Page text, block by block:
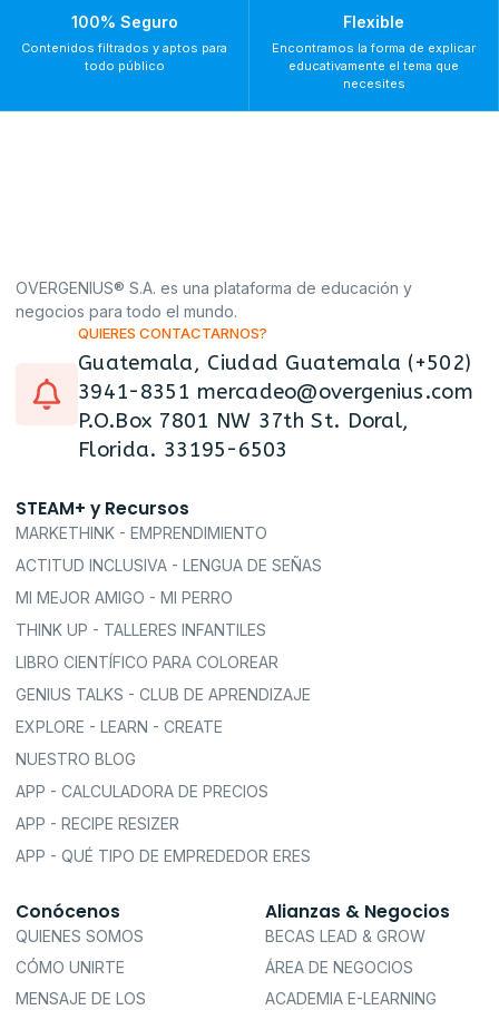
100% Seguro
Contenidos filtrados y aptos para
todo público
Flexible
Encontramos la forma de explicar
educativamente el tema que
necesites
OVERGENIUS® S.A. es una plataforma de educación y
negocios para todo el mundo.
QUIERES CONTACTARNOS?
Guatemala, Ciudad Guatemala (+502)
3941-8351 mercadeo@overgenius.com
P.O.Box 7801 NW 37th St. Doral,
Florida. 33195-6503
STEAM+ y Recursos
MARKETHINK - EMPRENDIMIENTO
ACTITUD INCLUSIVA - LENGUA DE SEÑAS
MI MEJOR AMIGO - MI PERRO
THINK UP - TALLERES INFANTILES
LIBRO CIENTÍFICO PARA COLOREAR
GENIUS TALKS - CLUB DE APRENDIZAJE
EXPLORE - LEARN - CREATE
NUESTRO BLOG
APP - CALCULADORA DE PRECIOS
APP - RECIPE RESIZER
APP - QUÉ TIPO DE EMPREDEDOR ERES
Conócenos
QUIENES SOMOS
CÓMO UNIRTE
MENSAJE DE LOS
Alianzas & Negocios
BECAS LEAD & GROW
ÁREA DE NEGOCIOS
ACADEMIA E-LEARNING